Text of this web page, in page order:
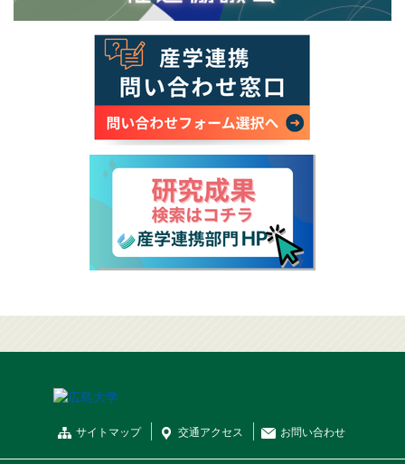
サイトマップ 交通アクセス お問い合わせ